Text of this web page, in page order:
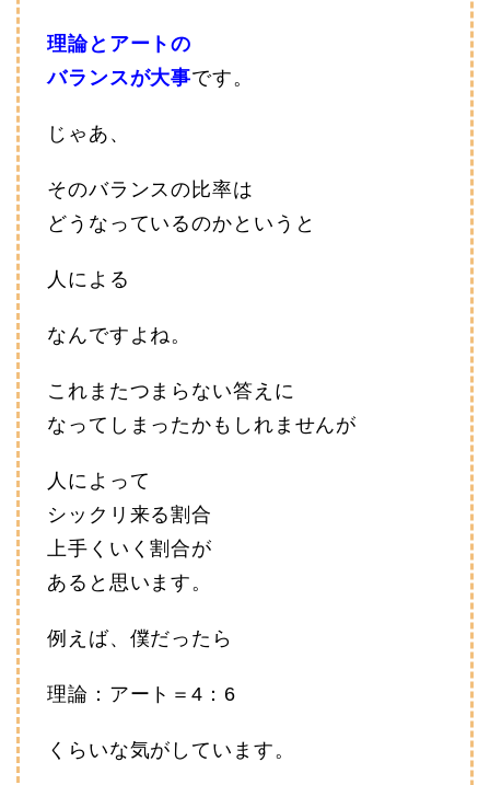
理論とアートの
バランスが大事です。
じゃあ、
そのバランスの比率は
どうなっているのかというと
人による
なんですよね。
これまたつまらない答えに
なってしまったかもしれませんが
人によって
シックリ来る割合
上手くいく割合が
あると思います。
例えば、僕だったら
理論：アート＝4：6
くらいな気がしています。